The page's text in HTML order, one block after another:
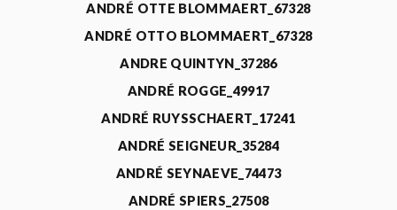
ANDRÉ OTTE BLOMMAERT_67328
ANDRÉ OTTO BLOMMAERT_67328
ANDRE QUINTYN_37286
ANDRÉ ROGGE_49917
ANDRÉ RUYSSCHAERT_17241
ANDRÉ SEIGNEUR_35284
ANDRÉ SEYNAEVE_74473
ANDRÉ SPIERS_27508